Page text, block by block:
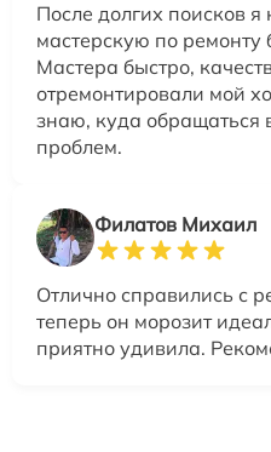
После долгих поисков
мастерскую по ремонту
Мастера быстро,
отремонтировали мой
знаю, куда обращаться
проблем.
Филатов Михаил
Отлично справились с
теперь он морозит
приятно удивила.